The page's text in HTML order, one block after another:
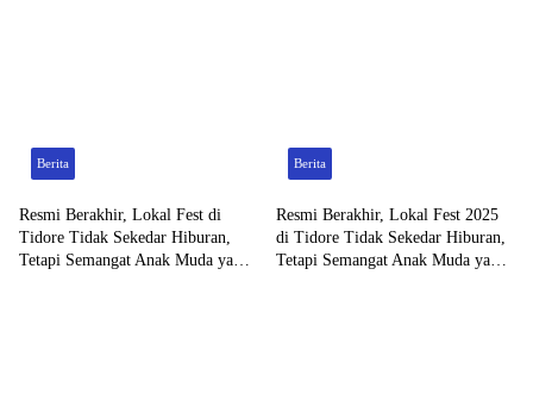
Berita
Resmi Berakhir, Lokal Fest di
Tidore Tidak Sekedar Hiburan,
Tetapi Semangat Anak Muda yang
Berita
Resmi Berakhir, Lokal Fest 2025
di Tidore Tidak Sekedar Hiburan,
Tetapi Semangat Anak Muda yang